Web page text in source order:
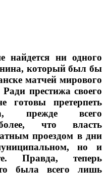
ни одного
который был бы
матчей мирового
престижа своего
готовы претерпеть
прежде всего
что власть
проездом в дни
но и
Правда, теперь
была всего лишь